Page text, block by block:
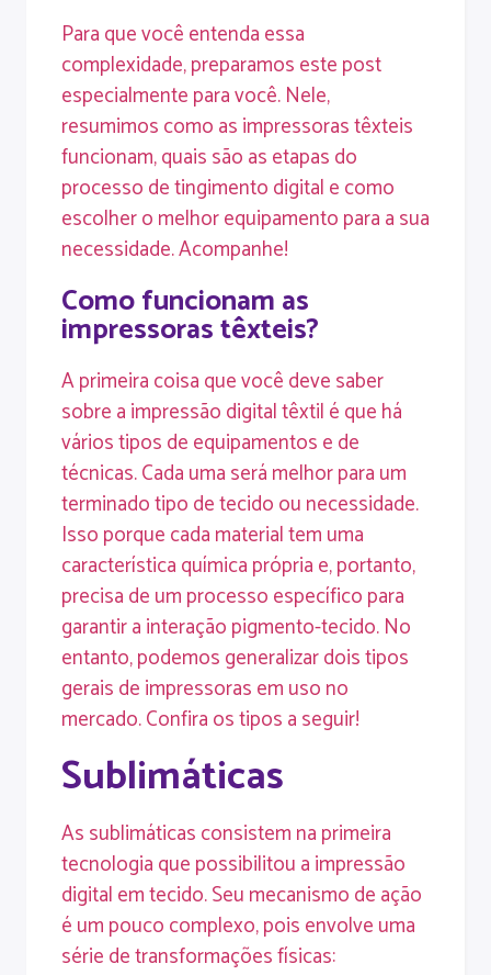
Para que você entenda essa
complexidade, preparamos este post
especialmente para você. Nele,
resumimos como as impressoras têxteis
funcionam, quais são as etapas do
processo de tingimento digital e como
escolher o melhor equipamento para a sua
necessidade. Acompanhe!
Como funcionam as
impressoras têxteis?
A primeira coisa que você deve saber
sobre aimpressão digital têxtilé que há
vários tipos de equipamentos e de
técnicas. Cada uma será melhor para um
terminado tipo de tecido ou necessidade.
Isso porque cada material tem uma
característica química própria e, portanto,
precisa de um processo específico para
garantir a interação pigmento-tecido. No
entanto, podemos generalizar dois tipos
gerais de impressoras em uso no
mercado. Confira os tipos a seguir!
Sublimáticas
As sublimáticas consistem na primeira
tecnologia que possibilitou a impressão
digital em tecido. Seu mecanismo de ação
é um pouco complexo, pois envolve uma
série de transformações físicas: